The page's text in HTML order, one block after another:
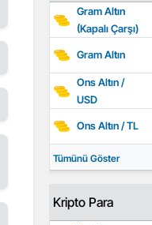
Gram Altın
(Kapalı Çarşı)
Gram Altın
Ons Altın /
USD
Ons Altın / TL
Tümünü Göster
Kripto Para